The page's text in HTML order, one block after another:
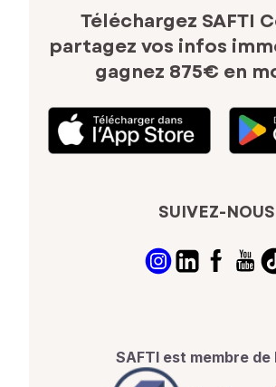
Téléchargez SAFTI
partagez vos infos
gagnez 875€ en
SUIVEZ-NOUS
SAFTI est membre de